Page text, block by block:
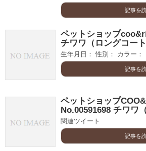
記事を
ペットショップ
チワワ（ロングコート
生年月日： 性別： カラー：
記事を
ペットショップ
No.00591698 チワワ
関連ツイート
記事を